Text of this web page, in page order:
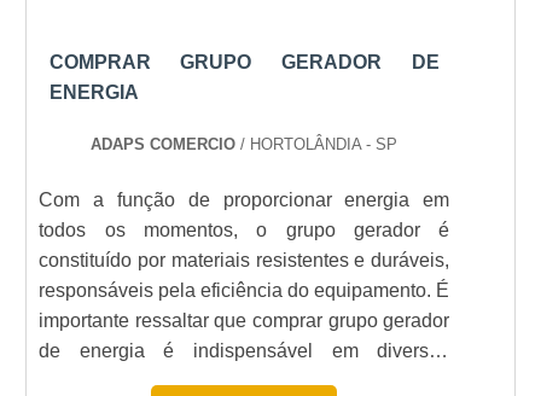
COMPRAR GRUPO GERADOR DE
ENERGIA
ADAPS COMERCIO/ HORTOLÂNDIA - SP
Com a função de proporcionar energia em
todos os momentos, o grupo gerador é
constituído por materiais resistentes e duráveis,
responsáveis pela eficiência do equipamento. É
importante ressaltar que comprar grupo gerador
de energia é indispensável em diversos
segmentos, além de poder ser aplicado em